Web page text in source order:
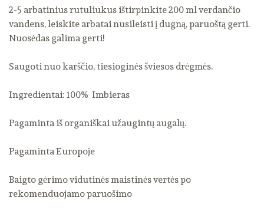
2-5 arbatinius rutuliukus ištirpinkite 200 ml verdančio
vandens, leiskite arbatai nusileisti į dugną, paruoštą gerti.
Nuosėdas galima gerti!
Saugoti nuo karščio, tiesioginės šviesos drėgmės.
Ingredientai: 100% Imbieras
Pagaminta iš organiškai užaugintų augalų.
Pagaminta Europoje
Baigto gėrimo vidutinės maistinės vertės po
rekomenduojamo paruošimo